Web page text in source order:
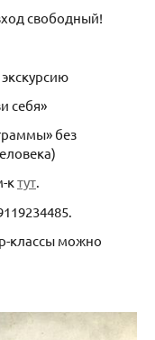
свободный!
себя»
без
ктут.
классы можно